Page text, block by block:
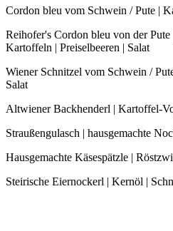
Cordon bleu vom Schwein / Pute |
Reihofer's Cordon bleu von der
Kartoffeln | Preiselbeeren | Salat
Wiener Schnitzel vom Schwein /
Salat
Altwiener Backhenderl | Kartoffel-
Straußengulasch | hausgemachte
Hausgemachte Käsespätzle |
Steirische Eiernockerl | Kernöl |